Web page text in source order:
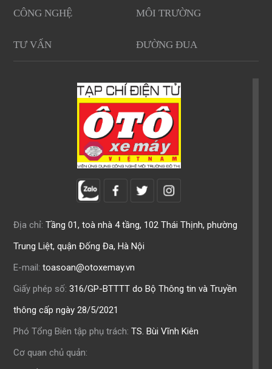
CÔNG NGHỆ MÔI TRƯỜNG
TƯ VẤN ĐƯỜNG ĐUA
Địa chỉ: Tầng 01, toà nhà 4 tầng, 102 Thái Thịnh, phường
Trung Liệt, quận Đống Đa, Hà Nội
E-mail: toasoan@otoxemay.vn
Giấy phép số: 316/GP-BTTTT do Bộ Thông tin và Truyền
thông cấp ngày 28/5/2021
Phó Tổng Biên tập phụ trách: TS. Bùi Vĩnh Kiên
Cơ quan chủ quản: